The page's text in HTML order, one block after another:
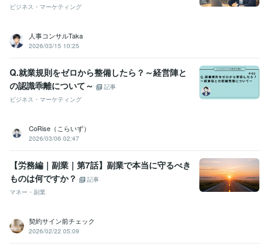
ビジネス・マーケティング
人事コンサルTaka
2026/03/15 10:25
Q.就業規則をゼロから整備したら？～経営陣と
の認識乖離について～
記事
ビジネス・マーケティング
CoRise（こらいず）
2026/03/06 02:47
【労務編｜副業｜第7話】副業で本当に守るべき
ものは何ですか？
記事
マネー・副業
契約サイン前チェック
2026/02/22 05:09